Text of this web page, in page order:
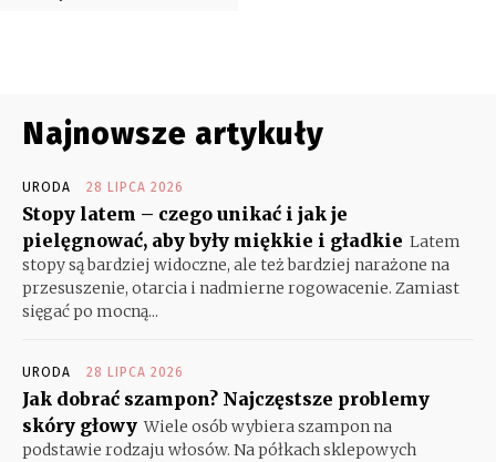
Najnowsze artykuły
URODA 28 LIPCA 2026
Stopy latem – czego unikać i jak je
pielęgnować, aby były miękkie i gładkie Latem
stopy są bardziej widoczne, ale też bardziej narażone na
przesuszenie, otarcia i nadmierne rogowacenie. Zamiast
sięgać po mocną...
URODA 28 LIPCA 2026
Jak dobrać szampon? Najczęstsze problemy
skóry głowy Wiele osób wybiera szampon na
podstawie rodzaju włosów. Na półkach sklepowych